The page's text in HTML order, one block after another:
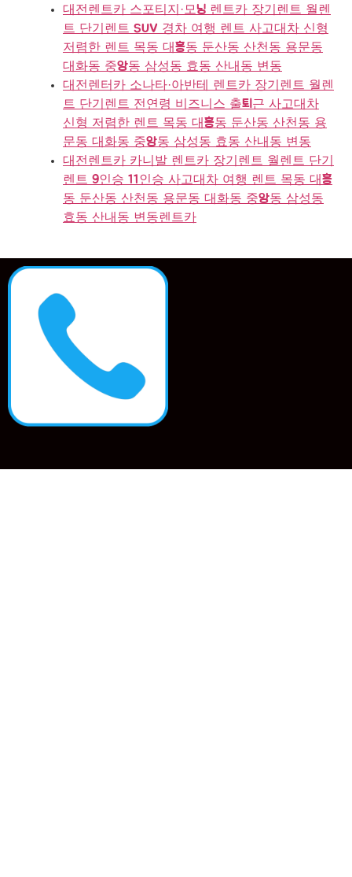
대전렌트카 스포티지·모닝 렌트카 장기렌트 월렌
트 단기렌트 SUV 경차 여행 렌트 사고대차 신형
저렴한 렌트 목동 대흥동 둔산동 산천동 용문동
대화동 중앙동 삼성동 효동 산내동 변동
대전렌터카 소나타·아반테 렌트카 장기렌트 월렌
트 단기렌트 전연령 비즈니스 출퇴근 사고대차
신형 저렴한 렌트 목동 대흥동 둔산동 산천동 용
문동 대화동 중앙동 삼성동 효동 산내동 변동
대전렌트카 카니발 렌트카 장기렌트 월렌트 단기
렌트 9인승 11인승 사고대차 여행 렌트 목동 대흥
동 둔산동 산천동 용문동 대화동 중앙동 삼성동
효동 산내동 변동렌트카